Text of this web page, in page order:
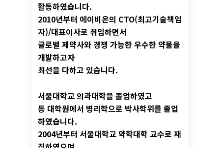
활동하였습니다.
2010년부터 에이비온의 CTO(최고기술책임
자)/대표이사로 취임하면서
글로벌 제약사와 경쟁 가능한 우수한 약물을
개발하고자
최선을 다하고 있습니다.
서울대학교 의과대학을 졸업하였고
동 대학원에서 병리학으로 박사학위를 졸업
하였습니다.
2004년부터 서울대학교 약학대학 교수로 재